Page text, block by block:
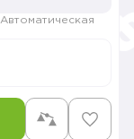
Автоматическая